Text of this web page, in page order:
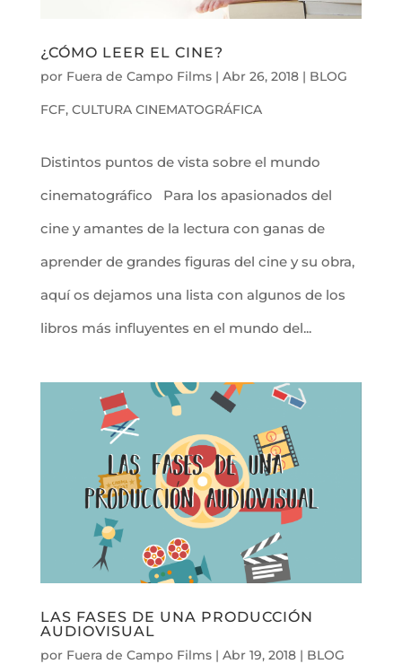
¿CÓMO LEER EL CINE?
por Fuera de Campo Films| Abr 26, 2018| BLOG
FCF, CULTURA CINEMATOGRÁFICA
Distintos puntos de vista sobre el mundo
cinematográfico Para los apasionados del
cine y amantes de la lectura con ganas de
aprender de grandes figuras del cine y su obra,
aquí os dejamos una lista con algunos de los
libros más influyentes en el mundo del...
LAS FASES DE UNA PRODUCCIÓN
AUDIOVISUAL
por Fuera de Campo Films| Abr 19, 2018| BLOG